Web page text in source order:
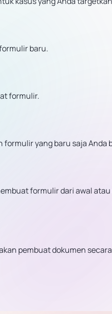
baru.
formulir.
formulir yang baru saja Anda
formulir dari awal
pembuat dokumen